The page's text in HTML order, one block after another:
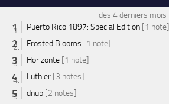
des 4 derniers mois
Puerto Rico 1897: Special Edition [1 note]
Frosted Blooms [1 note]
Horizonte [1 note]
Luthier [3 notes]
dnup [2 notes]